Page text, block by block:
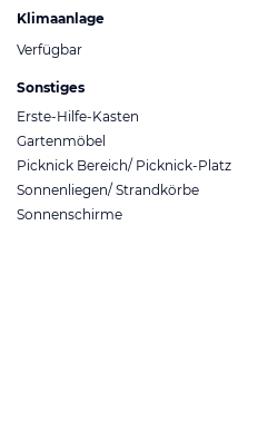
Klimaanlage
Verfügbar
Sonstiges
Erste-Hilfe-Kasten
Gartenmöbel
Picknick Bereich/ Picknick-Platz
Sonnenliegen/ Strandkörbe
Sonnenschirme